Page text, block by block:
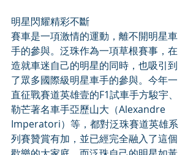
明星閃耀精彩不斷
賽車是一項激情的運動，離不開明星車
手的參與。泛珠作為一項草根賽事，在
造就車迷自己的明星的同時，也吸引到
了眾多國際級明星車手的參與。今年一
直征戰賽道英雄壹的F1試車手方駿宇、
勒芒著名車手亞歷山大（Alexandre
Imperatori）等，都對泛珠賽道英雄系
列賽贊賞有加，並已經完全融入了這個